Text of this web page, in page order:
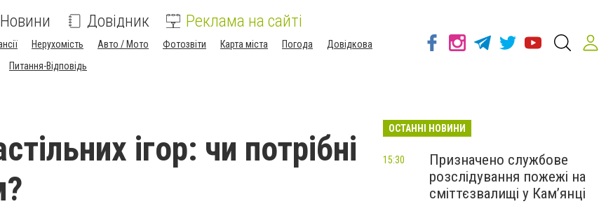
Новини Довідник Реклама на сайті
Нерухомість Авто / Мото Фотозвіти Карта міста Погода
Довідкова
Питання-Відповідь
ігор: чи потрібні
ОСТАННІ НОВИНИ
Призначено службове
розслідування пожежі на
сміттєзвалищі у Кам’янці
15:30